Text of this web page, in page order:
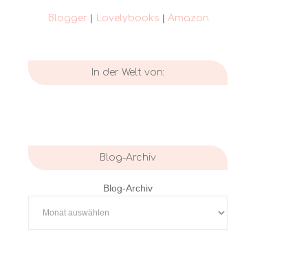
Blogger| Lovelybooks | Amazon
In der Welt von:
Blog-Archiv
Blog-Archiv